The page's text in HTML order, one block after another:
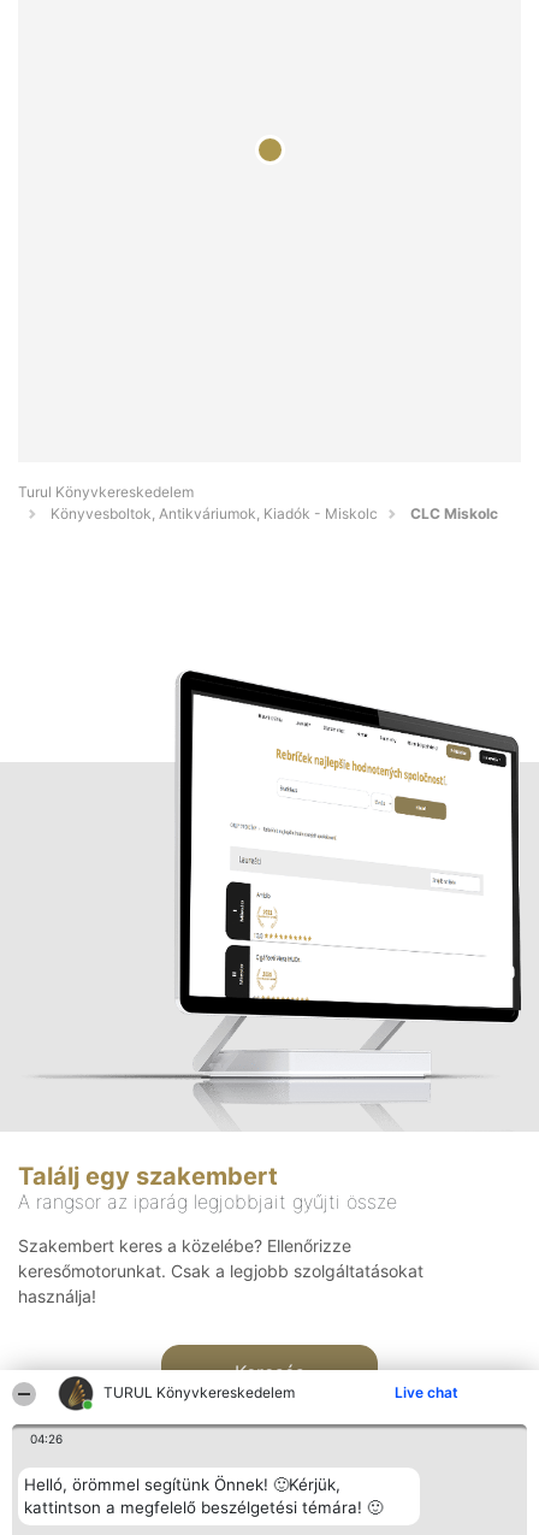
TURUL Könyvkereskedelem Live chat
04:26
Helló, örömmel segítünk Önnek! 🙂Kérjük,
kattintson a megfelelő beszélgetési témára! 🙂
Turul Könyvkereskedelem
Könyvesboltok, Antikváriumok, Kiadók - Miskolc
CLC Miskolc
Találj egy szakembert
A rangsor az iparág legjobbjait gyűjti össze
Szakembert keres a közelébe? Ellenőrizze
keresőmotorunkat. Csak a legjobb szolgáltatásokat
használja!
Keresés